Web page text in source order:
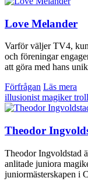
Love Melander
Varför väljer TV4,
och föreningar
att göra med hans
Förfrågan Läs mera
illusionist magiker
Theodor
Theodor Ingvoldstad
anlitade juniora
juniormästerskapen i